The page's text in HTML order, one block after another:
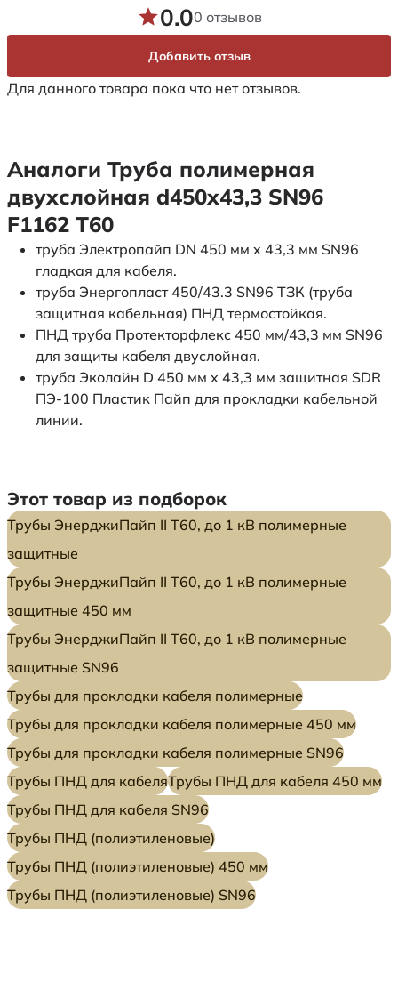
Для данного товара пока что нет отзывов.
0.00 отзывов
Добавить отзыв
Аналоги Труба полимерная
двухслойная d450х43,3 SN96
F1162 Т60
труба Электропайп DN 450 мм x 43,3 мм SN96
гладкая для кабеля.
труба Энергопласт 450/43.3 SN96 ТЗК (труба
защитная кабельная) ПНД термостойкая.
ПНД труба Протекторфлекс 450 мм/43,3 мм SN96
для защиты кабеля двуслойная.
труба Эколайн D 450 мм x 43,3 мм защитная SDR
ПЭ-100 Пластик Пайп для прокладки кабельной
линии.
Этот товар из подборок
Трубы ЭнерджиПайп II Т60, до 1 кВ полимерные
защитные
Трубы ЭнерджиПайп II Т60, до 1 кВ полимерные
защитные 450 мм
Трубы ЭнерджиПайп II Т60, до 1 кВ полимерные
защитные SN96
Трубы для прокладки кабеля полимерные
Трубы для прокладки кабеля полимерные 450 мм
Трубы для прокладки кабеля полимерные SN96
Трубы ПНД для кабеляТрубы ПНД для кабеля 450 мм
Трубы ПНД для кабеля SN96
Трубы ПНД (полиэтиленовые)
Трубы ПНД (полиэтиленовые) 450 мм
Трубы ПНД (полиэтиленовые) SN96